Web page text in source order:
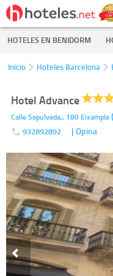
HOTELES EN BENIDORM
Inicio Hoteles Barcelona
Hotel Advance
Calle Sepulveda,, 180 Eixample(
932892892 | Opina